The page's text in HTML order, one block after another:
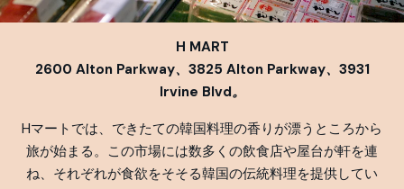
H MART
2600 Alton Parkway、3825 Alton Parkway、3931
Irvine Blvd。
Hマートでは、できたての韓国料理の香りが漂うところから
旅が始まる。この市場には数多くの飲食店や屋台が軒を連
ね、それぞれが食欲をそそる韓国の伝統料理を提供してい